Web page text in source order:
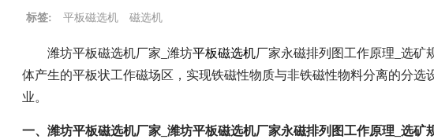
标签: 平板磁选机 磁选机
潍坊平板磁选机厂家_潍坊平板磁选机厂家永磁排列图工作原理_选矿
体产生的平板状工作磁场区，实现铁磁性物质与非铁磁性物料分离的分
业。
一、潍坊平板磁选机厂家_潍坊平板磁选机厂家永磁排列图工作原理_选矿